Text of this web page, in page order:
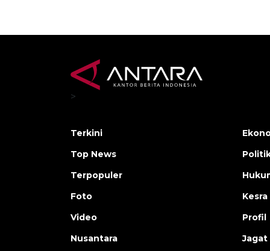
>
Terkini
Top News
Terpopuler
Foto
Video
Nusantara
Kesra
Profil
Jagat